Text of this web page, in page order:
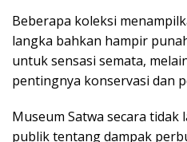
Beberapa koleksi
langka bahkan hampir
untuk sensasi semata,
pentingnya konservasi dan
Museum Satwa secara
publik tentang dampak